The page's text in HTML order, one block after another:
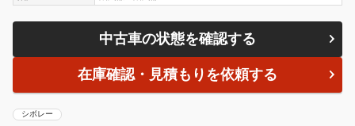
中古車の状態を確認する
在庫確認・見積もりを依頼する
シボレー